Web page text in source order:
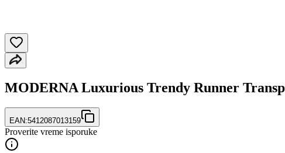
MODERNA Luxurious Trendy Runner
EAN:5412087013159
Proverite vreme isporuke